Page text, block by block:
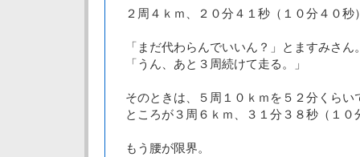
２周４ｋｍ、２０分４１秒（１０分４０秒
「まだ代わらんでいいん？」とますみさん
「うん、あと３周続けて走る。」
そのときは、５周１０ｋｍを５２分くらい
ところが３周６ｋｍ、３１分３８秒（１０
もう腰が限界。